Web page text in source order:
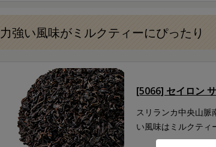
力強い風味がミルクティーにぴったり
[5066] セイロン
スリランカ中央山
い風味はミルクティ